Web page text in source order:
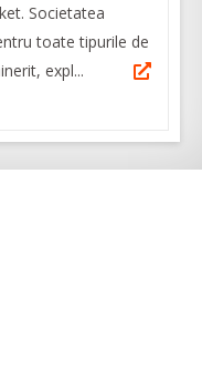
Societatea
toate tipurile de
expl...